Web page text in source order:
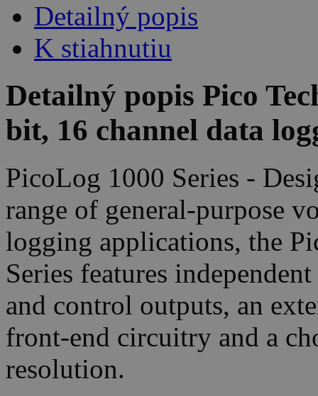
Detailný popis
K stiahnutiu
Detailný popis Pico
bit, 16 channel data
PicoLog 1000 Series -
range of general-purpose
logging applications, the
Series features
and control outputs, an
front-end circuitry and a
resolution.